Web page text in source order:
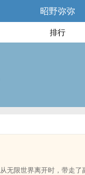
昭野弥弥
排行
无限世界离开时，带走